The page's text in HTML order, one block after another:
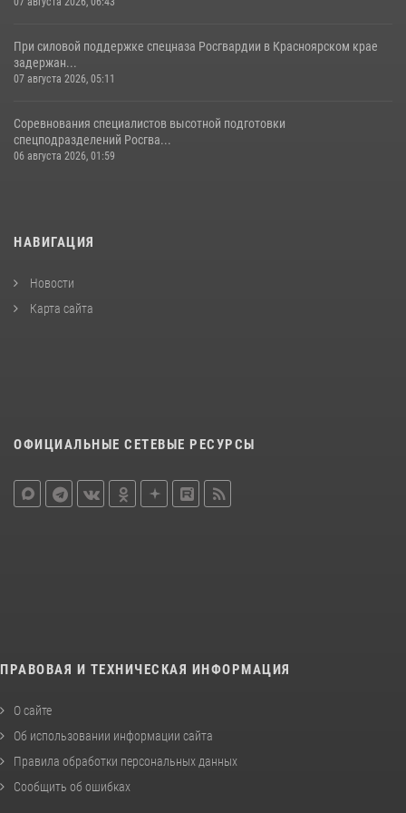
При силовой поддержке спецназа Росгвардии в Красноярском крае
задержан...
07 августа 2026, 05:11
Соревнования специалистов высотной подготовки
спецподразделений Росгва...
06 августа 2026, 01:59
НАВИГАЦИЯ
Новости
Карта сайта
ОФИЦИАЛЬНЫЕ СЕТЕВЫЕ РЕСУРСЫ
ПРАВОВАЯ И ТЕХНИЧЕСКАЯ ИНФОРМАЦИЯ
О сайте
Об использовании информации сайта
Правила обработки персональных данных
Сообщить об ошибках